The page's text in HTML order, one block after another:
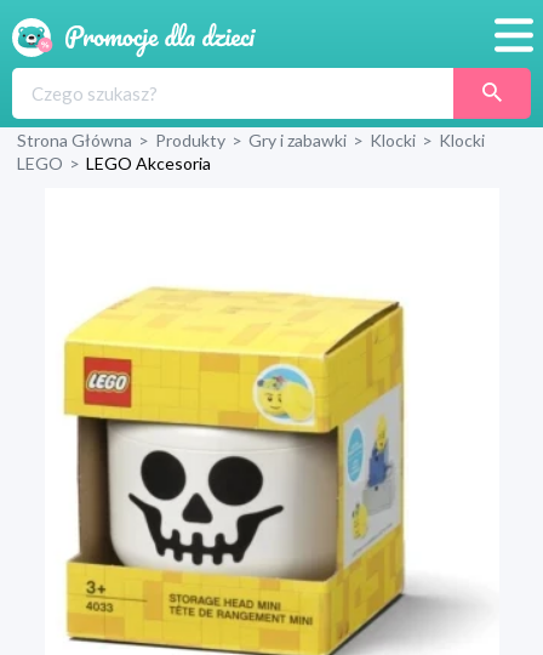
Produkty
Strona Główna > Produkty > Gry i zabawki > Klocki > Klocki
LEGO > LEGO Akcesoria